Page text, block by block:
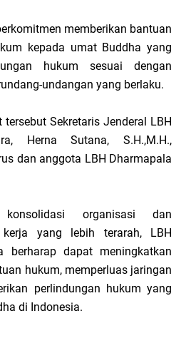
memberikan bantuan
kepada umat Buddha yang
hukum sesuai dengan
undangan yang berlaku.
Sekretaris Jenderal LBH
Herna Sutana, S.H.,M.H.,
dan anggota LBH Dharmapala
organisasi dan
kerja yang lebih terarah, LBH
berharap dapat meningkatkan
hukum, memperluas jaringan
perlindungan hukum yang
di Indonesia.